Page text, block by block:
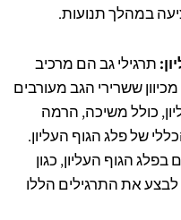
במהלך תנועות.
תרגילי גב הם מרכיב
מכיוון ששרירי הגב מעורבים
כולל משיכה, הרמה
של פלג הגוף העליון.
הגוף העליון, כגון
לבצע את התרגילים הללו